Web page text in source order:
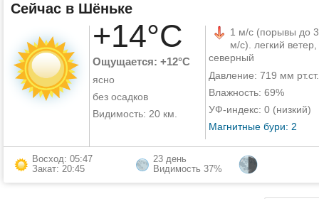
Сейчас в Шёньке
+14°C
Ощущается: +12°C
ясно
без осадков
Видимость: 20 км.
1 м/с (порывы до 3
м/с). легкий ветер,
северный
Давление: 719 мм рт.ст.
Влажность: 69%
УФ-индекс: 0 (низкий)
Магнитные бури: 2
Восход: 05:47
Закат: 20:45
23 день
Видимость 37%